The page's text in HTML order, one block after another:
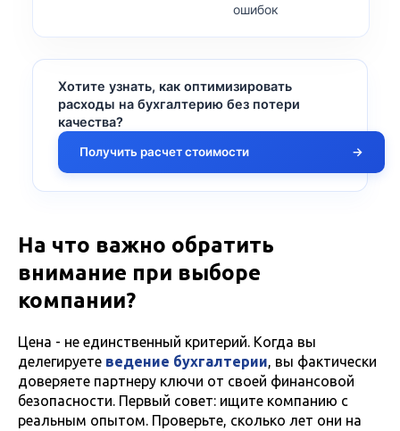
ошибок
Хотите узнать, как оптимизировать
расходы на бухгалтерию без потери
качества?
Получить расчет стоимости →
На что важно обратить
внимание при выборе
компании?
Цена - не единственный критерий. Когда вы
делегируете ведение бухгалтерии, вы фактически
доверяете партнеру ключи от своей финансовой
безопасности. Первый совет: ищите компанию с
реальным опытом. Проверьте, сколько лет они на